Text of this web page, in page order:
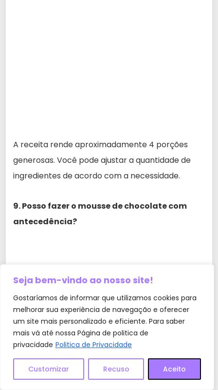
Seja bem-vindo ao nosso site!
Gostaríamos de informar que utilizamos cookies para
melhorar sua experiência de navegação e oferecer
um site mais personalizado e eficiente. Para saber
mais vá até nossa Página de politica de
privacidade Politica de Privacidade
Customizar Recuso Aceito
A receita rende aproximadamente 4 porções
generosas. Você pode ajustar a quantidade de
ingredientes de acordo com a necessidade.
9. Posso fazer o mousse de chocolate com
antecedência?